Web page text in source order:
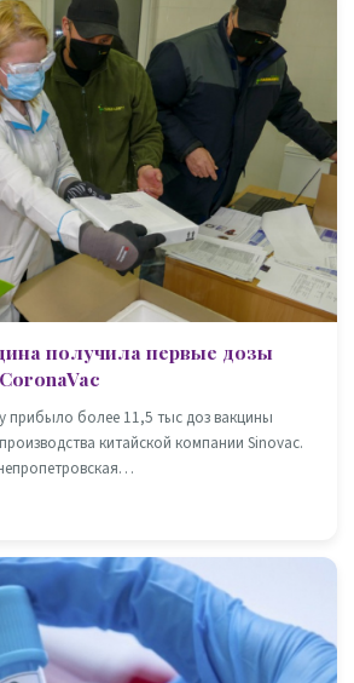
получила первые дозы
прибыло более 11,5 тыс доз вакцины
китайской компании Sinovac.